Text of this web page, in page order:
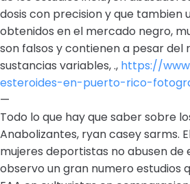
dosis con precision y que tambien
obtenidos en el mercado negro,
son falsos y contienen a pesar del
sustancias variables, ., https://
esteroides-en-puerto-rico-
—
Todo lo que hay que saber sobre
Anabolizantes, ryan casey sarms.
mujeres deportistas no abusen de
observo un gran numero estudios